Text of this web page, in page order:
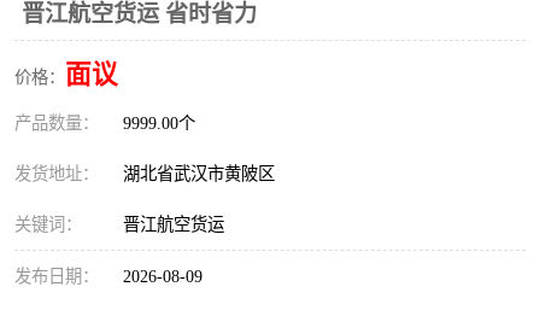
晋江航空货运 省时省力
价格： 面议
产品数量： 9999.00个
发货地址： 湖北省武汉市黄陂区
关键词： 晋江航空货运
发布日期： 2026-08-09